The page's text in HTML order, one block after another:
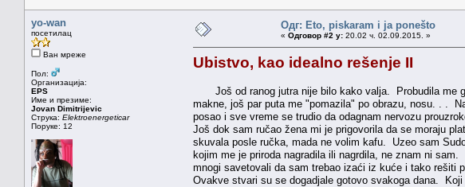
yo-wan
посетилац
Ван мреже
Пол:
Организација:
EPS
Име и презиме:
Jovan Dimitrijevic
Струка: Elektroenergeticar
Поруке: 12
Одг: Eto, piskaram i ja ponešto
« Одговор #2 у: 20.02 ч. 02.09.2015. »
Ubistvo, kao idealno rešenje II
Još od ranog jutra nije bilo kako valja. Probudila me
makne, još par puta me "pomazila" po obrazu, nosu. . .
posao i sve vreme se trudio da odagnam nervozu
Još dok sam ručao žena mi je prigovorila da se moraju
skuvala posle ručka, mada ne volim kafu. Uzeo sam
kojim me je priroda nagradila ili nagrdila, ne znam ni
mnogi savetovali da sam trebao izaći iz kuće i tako rešiti
Ovakve stvari su se dogadjale gotovo svakoga dana.